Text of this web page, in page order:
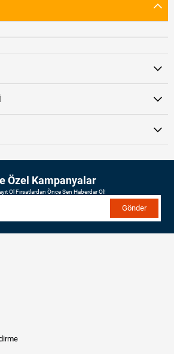
Özel Kampanyalar
Ol Fırsatlardan Önce Sen Haberdar Ol!
Gönder